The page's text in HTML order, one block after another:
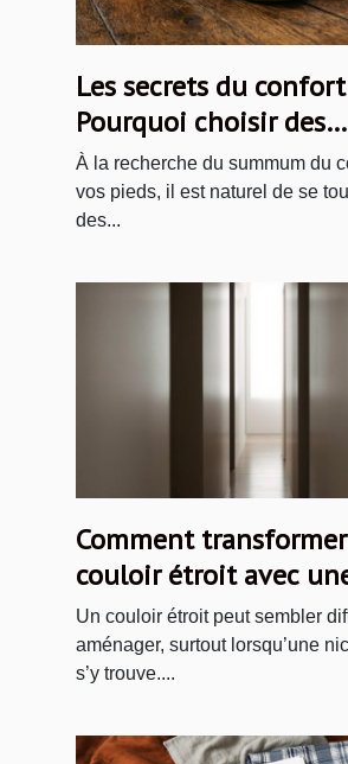
Les secrets du
Pourquoi choisir des
chaussons en laine ?
À la recherche du summum du
vos pieds, il est naturel de se
des...
Comment
couloir étroit avec
murale ?
Un couloir étroit peut sembler
aménager, surtout lorsqu’une
s’y trouve....